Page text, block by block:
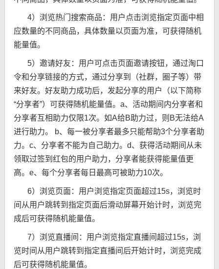
4）浏览热门搜索商品：用户点击浏览指定页面中相
应数量的不同商品，具体数量以页面为准，可获得随机
能量值。
5）邀请好友：用户可点击页面邀请按钮，通过淘口
令和分享链接的方式，通过分享到（社群，圈子等）带
来好友。好友助力成功后，发起分享的用户（以下简称
“分享者”）可获得随机能量值。a、活动期间内分享者和
分享者互相助力仅限1次。如A给B助力过，则B无法给A
进行助力。 b、每一被分享者最多只能帮助3个分享者助
力。c、分享者不能为自己助力。d、获得活动期间从未
领取过签到红包的用户助力，分享者能获得能量值更
高。e、每个分享者每日最高可被助力10次。
6）浏览页面：用户浏览指定页面超过15s，浏览时
间从用户跳转到指定页面后滑动屏幕开始计时，浏览完
成后可获得随机能量值。
7）浏览直播间：用户浏览指定直播间超过15s，浏
览时间从用户跳转到指定直播间后开始计时，浏览完成
后可获得随机能量值。